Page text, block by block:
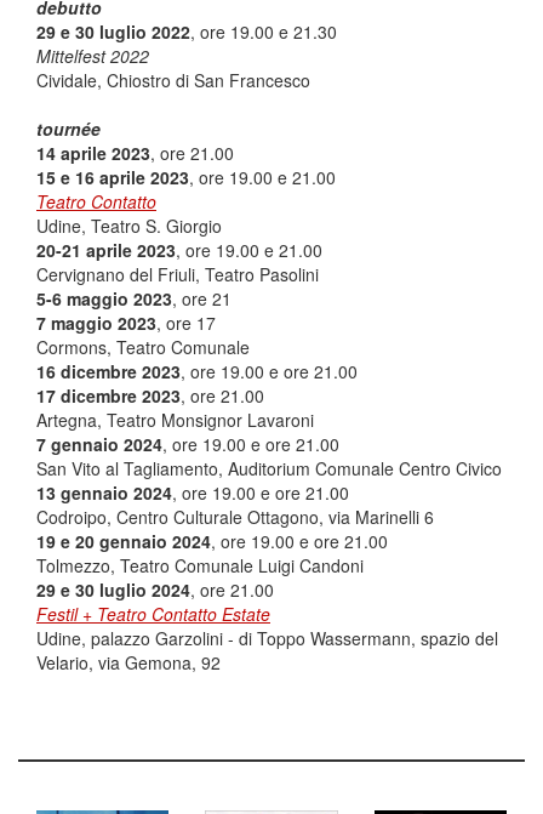
debutto
29 e 30 luglio 2022, ore 19.00 e 21.30
Mittelfest 2022
Cividale, Chiostro di San Francesco
tournée
14 aprile 2023, ore 21.00
15 e 16 aprile 2023, ore 19.00 e 21.00
Teatro Contatto
Udine, Teatro S. Giorgio
20-21 aprile 2023, ore 19.00 e 21.00
Cervignano del Friuli, Teatro Pasolini
5-6 maggio 2023, ore 21
7 maggio 2023, ore 17
Cormons, Teatro Comunale
16 dicembre 2023, ore 19.00 e ore 21.00
17 dicembre 2023, ore 21.00
Artegna, Teatro Monsignor Lavaroni
7 gennaio 2024, ore 19.00 e ore 21.00
San Vito al Tagliamento, Auditorium Comunale Centro Civico
13 gennaio 2024, ore 19.00 e ore 21.00
Codroipo, Centro Culturale Ottagono, via Marinelli 6
19 e 20 gennaio 2024, ore 19.00 e ore 21.00
Tolmezzo, Teatro Comunale Luigi Candoni
29 e 30 luglio 2024, ore 21.00
Festil + Teatro Contatto Estate
Udine, palazzo Garzolini - di Toppo Wassermann, spazio del
Velario, via Gemona, 92